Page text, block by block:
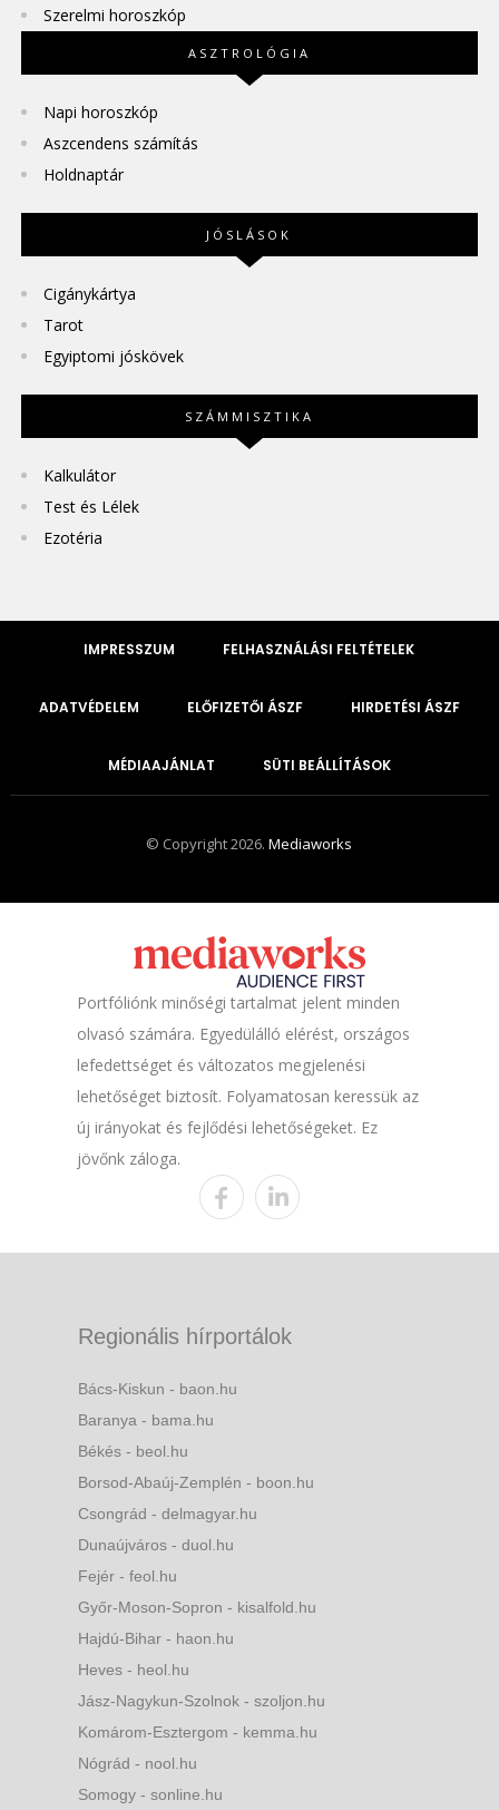
Szerelmi horoszkóp
ASZTROLÓGIA
Napi horoszkóp
Aszcendens számítás
Holdnaptár
JÓSLÁSOK
Cigánykártya
Tarot
Egyiptomi jóskövek
SZÁMMISZTIKA
Kalkulátor
Test és Lélek
Ezotéria
IMPRESSZUM FELHASZNÁLÁSI FELTÉTELEK
ADATVÉDELEM ELŐFIZETŐI ÁSZF HIRDETÉSI ÁSZF
MÉDIAAJÁNLAT SÜTI BEÁLLÍTÁSOK
© Copyright 2026.Mediaworks
Portfóliónk minőségi tartalmat jelent minden
olvasó számára. Egyedülálló elérést, országos
lefedettséget és változatos megjelenési
lehetőséget biztosít. Folyamatosan keressük az
új irányokat és fejlődési lehetőségeket. Ez
jövőnk záloga.
Regionális hírportálok
Bács-Kiskun - baon.hu
Baranya - bama.hu
Békés - beol.hu
Borsod-Abaúj-Zemplén - boon.hu
Csongrád - delmagyar.hu
Dunaújváros - duol.hu
Fejér - feol.hu
Győr-Moson-Sopron - kisalfold.hu
Hajdú-Bihar - haon.hu
Heves - heol.hu
Jász-Nagykun-Szolnok - szoljon.hu
Komárom-Esztergom - kemma.hu
Nógrád - nool.hu
Somogy - sonline.hu